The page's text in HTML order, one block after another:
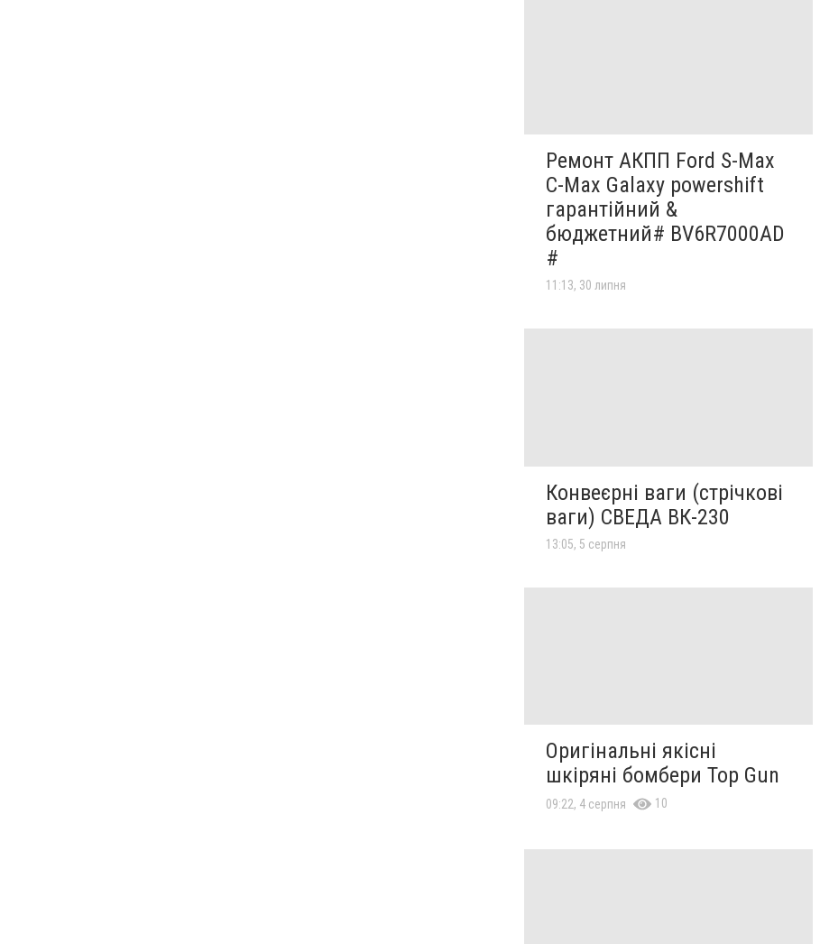
Ремонт АКПП Ford S-Max
C-Max Galaxy powershift
гарантійний &
бюджетний# BV6R7000AD
#
11:13, 30 липня
Конвеєрні ваги (стрічкові
ваги) СВЕДА ВК-230
13:05, 5 серпня
Оригінальні якісні
шкіряні бомбери Top Gun
09:22, 4 серпня 10